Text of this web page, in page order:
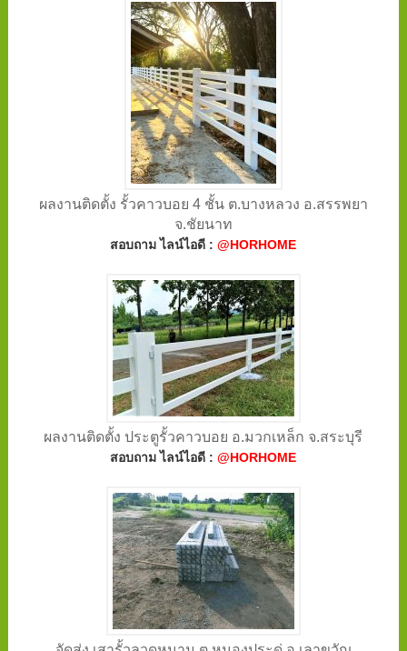
ผลงานติดตั้ง รั้วคาวบอย 4 ชั้น ต.บางหลวง อ.สรรพยา
จ.ชัยนาท
สอบถาม ไลน์ไอดี :@HORHOME
ผลงานติดตั้ง ประตูรั้วคาวบอย อ.มวกเหล็ก จ.สระบุรี
สอบถาม ไลน์ไอดี :@HORHOME